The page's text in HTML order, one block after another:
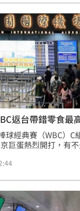
使用於牛、羊、鹿等
芻動物以外之家畜、
會增加我國牛隻感染
返台帶錯零食最
球經典賽（WBC）C
巨蛋熱烈開打，有
眾，針對日本返台
國前應詳加確認產品
產品入境，違者最高